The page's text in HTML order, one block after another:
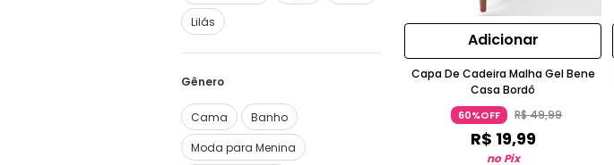
Lilás
Cama
Banho
Moda para Menina
Adicionar
Capa De Cadeira Malha Gel Bene
Casa Bordô
60%OFF R$49,99
R$ 19,99
no Pix